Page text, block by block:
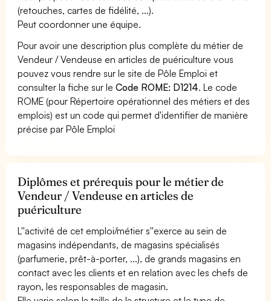
(retouches, cartes de fidélité, ...).
Peut coordonner une équipe.
Pour avoir une description plus complète du métier de
Vendeur / Vendeuse en articles de puériculture vous
pouvez vous rendre sur le site de Pôle Emploi et
consulter la fiche sur leCode ROME: D1214. Le code
ROME (pour Répertoire opérationnel des métiers et des
emplois) est un code qui permet d'identifier de manière
précise par Pôle Emploi
Diplômes et prérequis pour le métier de
Vendeur / Vendeuse en articles de
puériculture
L''activité de cet emploi/métier s''exerce au sein de
magasins indépendants, de magasins spécialisés
(parfumerie, prêt-à-porter, ...), de grands magasins en
contact avec les clients et en relation avec les chefs de
rayon, les responsables de magasin.